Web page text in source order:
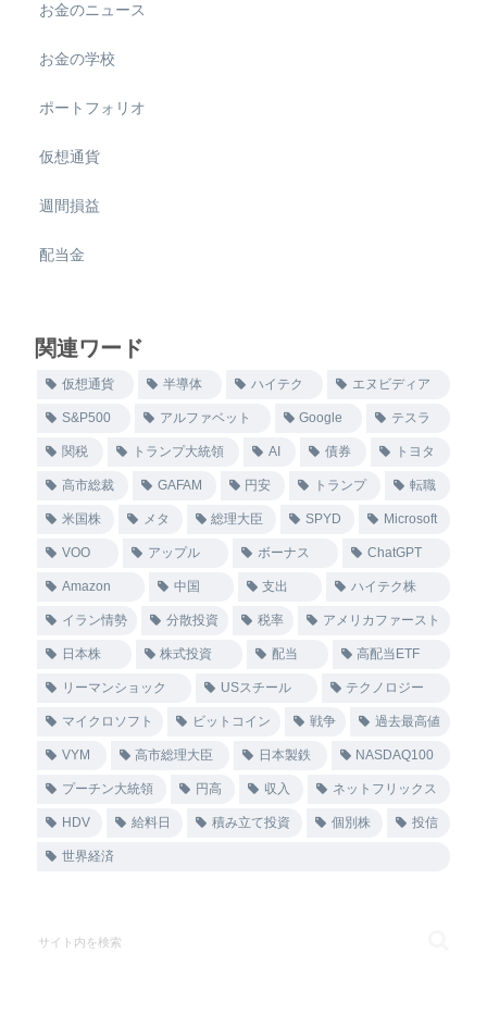
お金のニュース
お金の学校
ポートフォリオ
仮想通貨
週間損益
配当金
関連ワード
仮想通貨 半導体 ハイテク エヌビディア
S&P500 アルファベット Google テスラ
関税 トランプ大統領 AI 債券 トヨタ
高市総裁 GAFAM 円安 トランプ 転職
米国株 メタ 総理大臣 SPYD Microsoft
VOO アップル ボーナス ChatGPT
Amazon 中国 支出 ハイテク株
イラン情勢 分散投資 税率 アメリカファースト
日本株 株式投資 配当 高配当ETF
リーマンショック USスチール テクノロジー
マイクロソフト ビットコイン 戦争 過去最高値
VYM 高市総理大臣 日本製鉄 NASDAQ100
プーチン大統領 円高 収入 ネットフリックス
HDV 給料日 積み立て投資 個別株 投信
世界経済